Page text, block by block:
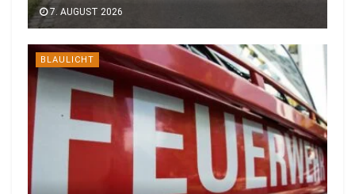
7. AUGUST 2026
BLAULICHT